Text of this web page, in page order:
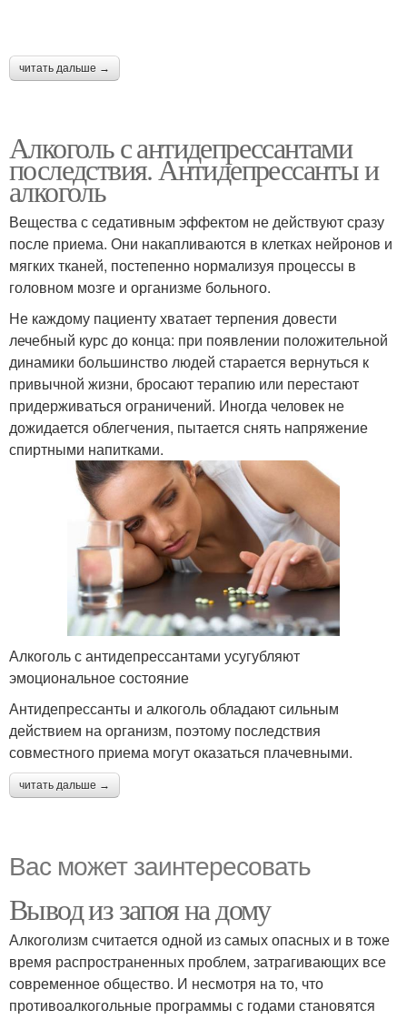
читать дальше →
Алкоголь с антидепрессантами
последствия. Антидепрессанты и
алкоголь
Вещества с седативным эффектом не действуют сразу
после приема. Они накапливаются в клетках нейронов и
мягких тканей, постепенно нормализуя процессы в
головном мозге и организме больного.
Не каждому пациенту хватает терпения довести
лечебный курс до конца: при появлении положительной
динамики большинство людей старается вернуться к
привычной жизни, бросают терапию или перестают
придерживаться ограничений. Иногда человек не
дожидается облегчения, пытается снять напряжение
спиртными напитками.
Алкоголь с антидепрессантами усугубляют
эмоциональное состояние
Антидепрессанты и алкоголь обладают сильным
действием на организм, поэтому последствия
совместного приема могут оказаться плачевными.
читать дальше →
Вас может заинтересовать
Вывод из запоя на дому
Алкоголизм считается одной из самых опасных и в тоже
время распространенных проблем, затрагивающих все
современное общество. И несмотря на то, что
противоалкогольные программы с годами становятся